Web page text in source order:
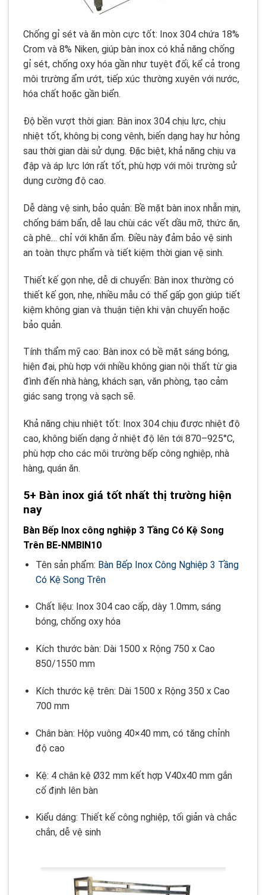
Chống gỉ sét và ăn mòn cực tốt: Inox 304 chứa 18%
Crom và 8% Niken, giúp bàn inox có khả năng chống
gỉ sét, chống oxy hóa gần như tuyệt đối, kể cả trong
môi trường ẩm ướt, tiếp xúc thường xuyên với nước,
hóa chất hoặc gần biển.
Độ bền vượt thời gian: Bàn inox 304 chịu lực, chịu
nhiệt tốt, không bị cong vênh, biến dạng hay hư hỏng
sau thời gian dài sử dụng. Đặc biệt, khả năng chịu va
đập và áp lực lớn rất tốt, phù hợp với môi trường sử
dụng cường độ cao.
Dễ dàng vệ sinh, bảo quản: Bề mặt bàn inox nhẵn mịn,
chống bám bẩn, dễ lau chùi các vết dầu mỡ, thức ăn,
cà phê… chỉ với khăn ẩm. Điều này đảm bảo vệ sinh
an toàn thực phẩm và tiết kiệm thời gian vệ sinh.
Thiết kế gọn nhẹ, dễ di chuyển: Bàn inox thường có
thiết kế gọn, nhẹ, nhiều mẫu có thể gấp gọn giúp tiết
kiệm không gian và thuận tiện khi vận chuyển hoặc
bảo quản.
Tính thẩm mỹ cao: Bàn inox có bề mặt sáng bóng,
hiện đại, phù hợp với nhiều không gian nội thất từ gia
đình đến nhà hàng, khách sạn, văn phòng, tạo cảm
giác sang trọng và sạch sẽ.
Khả năng chịu nhiệt tốt: Inox 304 chịu được nhiệt độ
cao, không biến dạng ở nhiệt độ lên tới 870–925°C,
phù hợp cho các môi trường bếp công nghiệp, nhà
hàng, quán ăn.
5+ Bàn inox giá tốt nhất thị trường hiện
nay
Bàn Bếp Inox công nghiệp 3 Tầng Có Kệ Song
Trên BE-NMBIN10
Tên sản phẩm: Bàn Bếp Inox Công Nghiệp 3 Tầng
Có Kệ Song Trên
Chất liệu: Inox 304 cao cấp, dày 1.0mm, sáng
bóng, chống oxy hóa
Kích thước bàn: Dài 1500 x Rộng 750 x Cao
850/1550 mm
Kích thước kệ trên: Dài 1500 x Rộng 350 x Cao
700 mm
Chân bàn: Hộp vuông 40×40 mm, có tăng chỉnh
độ cao
Kệ: 4 chân kệ Ø32 mm kết hợp V40x40 mm gắn
cố định lên bàn
Kiểu dáng: Thiết kế công nghiệp, tối giản và chắc
chắn, dễ vệ sinh